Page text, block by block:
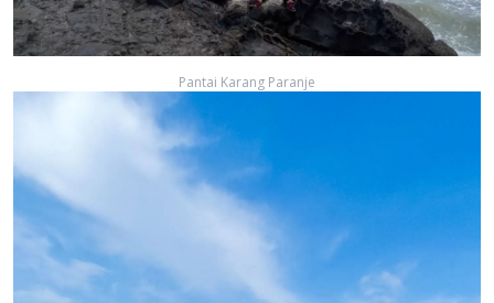
Pantai Karang Paranje